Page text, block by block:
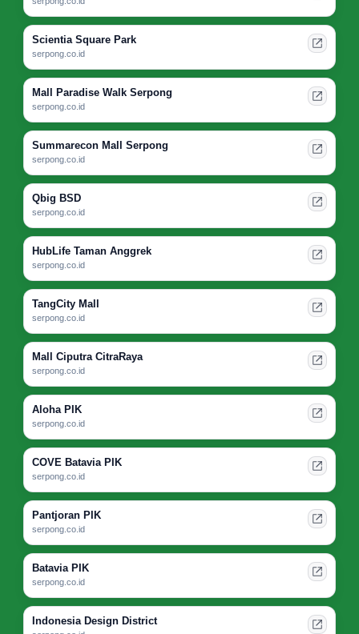
Scientia Square Park
serpong.co.id
Mall Paradise Walk Serpong
serpong.co.id
Summarecon Mall Serpong
serpong.co.id
Qbig BSD
serpong.co.id
HubLife Taman Anggrek
serpong.co.id
TangCity Mall
serpong.co.id
Mall Ciputra CitraRaya
serpong.co.id
Aloha PIK
serpong.co.id
COVE Batavia PIK
serpong.co.id
Pantjoran PIK
serpong.co.id
Batavia PIK
serpong.co.id
Indonesia Design District